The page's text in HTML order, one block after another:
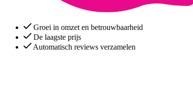
Groei in omzet en betrouwbaarheid
De laagste prijs
Automatisch reviews verzamelen